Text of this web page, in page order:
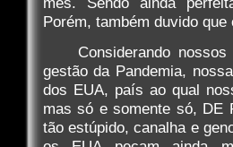
Porém, também duvido que
Considerando
gestão da Pandemia,
dos EUA, país ao qual
mas só e somente só, DE
tão estúpido, canalha e